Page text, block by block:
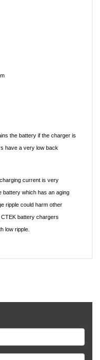
the battery if the charger is
have a very low back
current is very
battery which has an aging
ripple could harm other
battery chargers
low ripple.